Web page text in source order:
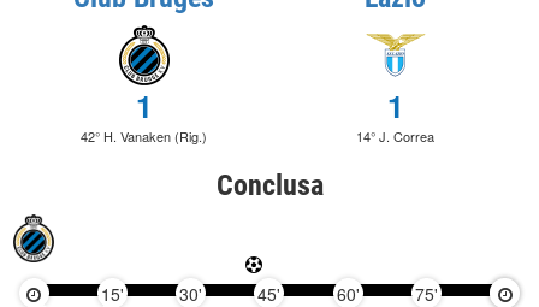
1
42° H. Vanaken (Rig.)
1
14° J. Correa
Conclusa
15' 30' 45' 60' 75' 90'